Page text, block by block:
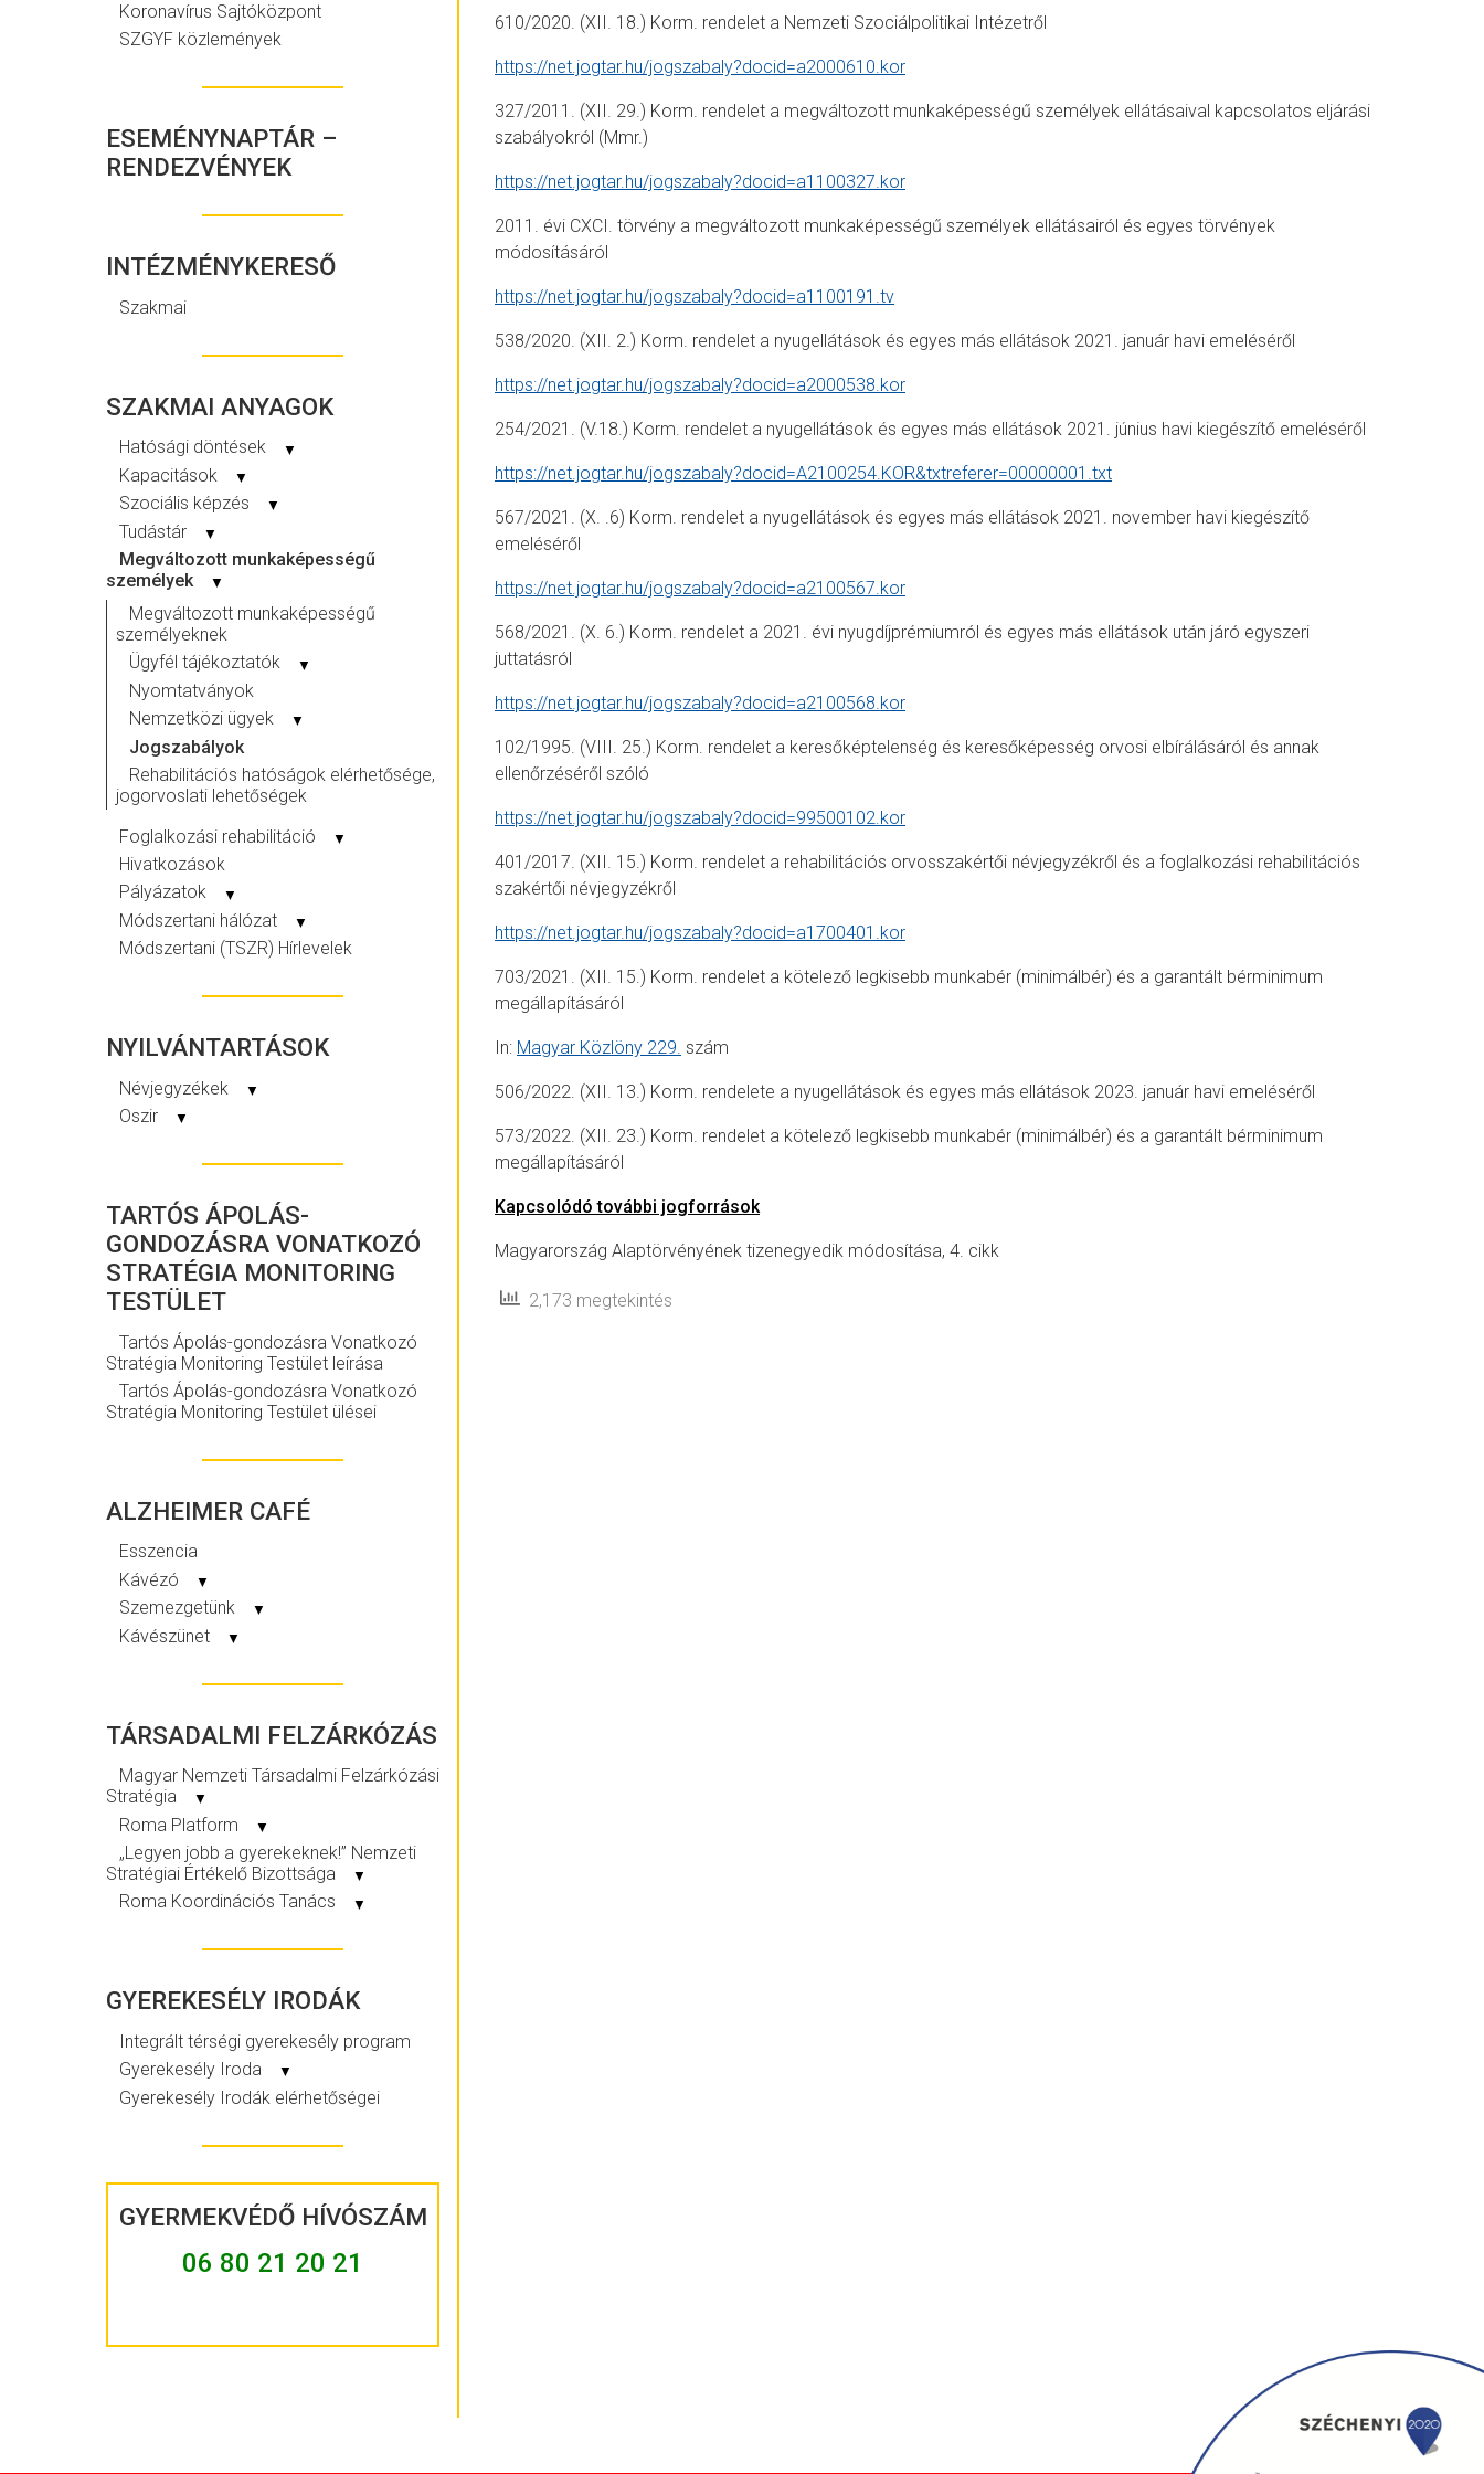
Koronavírus Sajtóközpont
SZGYF közlemények
ESEMÉNYNAPTÁR –
RENDEZVÉNYEK
INTÉZMÉNYKERESŐ
Szakmai
SZAKMAI ANYAGOK
Hatósági döntések ▼
Kapacitások ▼
Szociális képzés ▼
Tudástár ▼
Megváltozott munkaképességű
személyek
▼
Megváltozott munkaképességű
személyeknek
Ügyfél tájékoztatók
▼
Nyomtatványok
Nemzetközi ügyek
▼
Jogszabályok
Rehabilitációs hatóságok elérhetősége,
jogorvoslati lehetőségek
Foglalkozási rehabilitáció
▼
Hivatkozások
Pályázatok
▼
Módszertani hálózat ▼
Módszertani (TSZR) Hírlevelek
NYILVÁNTARTÁSOK
Névjegyzékek ▼
Oszir ▼
TARTÓS ÁPOLÁS-
GONDOZÁSRA VONATKOZÓ
STRATÉGIA MONITORING
TESTÜLET
Tartós Ápolás-gondozásra Vonatkozó
Stratégia Monitoring Testület leírása
Tartós Ápolás-gondozásra Vonatkozó
Stratégia Monitoring Testület ülései
ALZHEIMER CAFÉ
Esszencia
Kávézó
▼
Szemezgetünk ▼
Kávészünet ▼
TÁRSADALMI FELZÁRKÓZÁS
Magyar Nemzeti Társadalmi Felzárkózási
Stratégia
▼
Roma Platform ▼
„Legyen jobb a gyerekeknek!” Nemzeti
Stratégiai Értékelő Bizottsága
▼
Roma Koordinációs Tanács ▼
GYEREKESÉLY IRODÁK
Integrált térségi gyerekesély program
Gyerekesély Iroda
▼
Gyerekesély Irodák elérhetőségei
GYERMEKVÉDŐ HÍVÓSZÁM
06 80 21 20 21
610/2020. (XII. 18.) Korm. rendelet a Nemzeti Szociálpolitikai Intézetről
https://net.jogtar.hu/jogszabaly?docid=a2000610.kor
327/2011. (XII. 29.) Korm. rendelet a megváltozott munkaképességű személyek ellátásaival kapcsolatos eljárási
szabályokról (Mmr.)
https://net.jogtar.hu/jogszabaly?docid=a1100327.kor
2011. évi CXCI. törvény a megváltozott munkaképességű személyek ellátásairól és egyes törvények
módosításáról
https://net.jogtar.hu/jogszabaly?docid=a1100191.tv
538/2020. (XII. 2.) Korm. rendelet a nyugellátások és egyes más ellátások 2021. január havi emeléséről
https://net.jogtar.hu/jogszabaly?docid=a2000538.kor
254/2021. (V.18.) Korm. rendelet a nyugellátások és egyes más ellátások 2021. június havi kiegészítő emeléséről
https://net.jogtar.hu/jogszabaly?docid=A2100254.KOR&txtreferer=00000001.txt
567/2021. (X. .6) Korm. rendelet a nyugellátások és egyes más ellátások 2021. november havi kiegészítő
emeléséről
https://net.jogtar.hu/jogszabaly?docid=a2100567.kor
568/2021. (X. 6.) Korm. rendelet a 2021. évi nyugdíjprémiumról és egyes más ellátások után járó egyszeri
juttatásról
https://net.jogtar.hu/jogszabaly?docid=a2100568.kor
102/1995. (VIII. 25.) Korm. rendelet a keresőképtelenség és keresőképesség orvosi elbírálásáról és annak
ellenőrzéséről szóló
https://net.jogtar.hu/jogszabaly?docid=99500102.kor
401/2017. (XII. 15.) Korm. rendelet a rehabilitációs orvosszakértői névjegyzékről és a foglalkozási rehabilitációs
szakértői névjegyzékről
https://net.jogtar.hu/jogszabaly?docid=a1700401.kor
703/2021. (XII. 15.) Korm. rendelet a kötelező legkisebb munkabér (minimálbér) és a garantált bérminimum
megállapításáról
In: Magyar Közlöny 229. szám
506/2022. (XII. 13.) Korm. rendelete a nyugellátások és egyes más ellátások 2023. január havi emeléséről
573/2022. (XII. 23.) Korm. rendelet a kötelező legkisebb munkabér (minimálbér) és a garantált bérminimum
megállapításáról
Kapcsolódó további jogforrások
Magyarország Alaptörvényének tizenegyedik módosítása, 4. cikk
2,173 megtekintés